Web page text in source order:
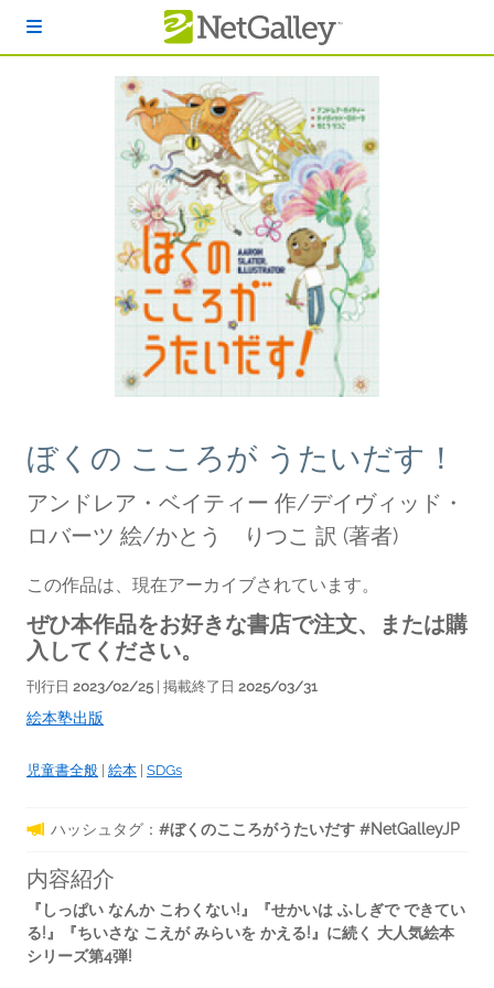
ぼくの こころが うたいだす！
アンドレア・ベイティー 作/デイヴィッド・
ロバーツ 絵/かとう りつこ 訳 (著者)
この作品は、現在アーカイブされています。
ぜひ本作品をお好きな書店で注文、または購
入してください。
刊行日 2023/02/25 | 掲載終了日 2025/03/31
絵本塾出版
児童書全般 絵本 SDGs
ハッシュタグ： #ぼくのこころがうたいだす #NetGalleyJP
内容紹介
『しっぱい なんか こわくない!』『せかいは ふしぎで できてい
る!』『ちいさな こえが みらいを かえる!』に続く 大人気絵本
シリーズ第4弾!